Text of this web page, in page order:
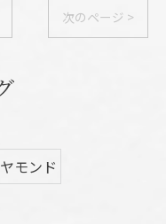
次のページ >
モンド